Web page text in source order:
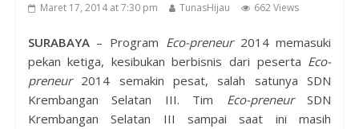
Maret 17, 2014 at 7:30 pm TunasHijau 662 Views
SURABAYA– Program Eco-preneur2014 memasuki
pekan ketiga, kesibukan berbisnis dari peserta Eco-
preneur2014 semakin pesat, salah satunya SDN
Krembangan Selatan III. Tim Eco-preneurSDN
Krembangan Selatan III sampai saat ini masih